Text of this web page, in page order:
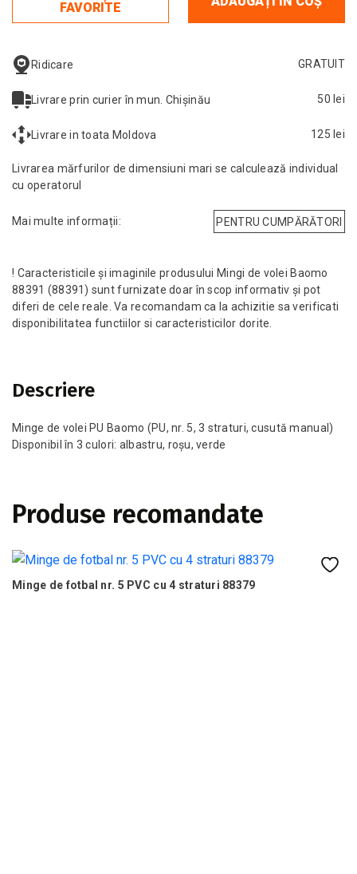
FAVORITE
Ridicare GRATUIT
Livrare prin curier în mun. Chișinău 50 lei
Livrare in toata Moldova 125 lei
Livrarea mărfurilor de dimensiuni mari se calculează individual
cu operatorul
Mai multe informații: PENTRU CUMPĂRĂTORI
! Caracteristicile și imaginile produsului Mingi de volei Baomo
88391 (88391) sunt furnizate doar în scop informativ și pot
diferi de cele reale. Va recomandam ca la achizitie sa verificati
disponibilitatea functiilor si caracteristicilor dorite.
Descriere
Minge de volei PU Baomo (PU, nr. 5, 3 straturi, cusută manual)
Disponibil în 3 culori: albastru, roșu, verde
Produse recomandate
Minge de fotbal nr. 5 PVC cu 4 straturi 88379